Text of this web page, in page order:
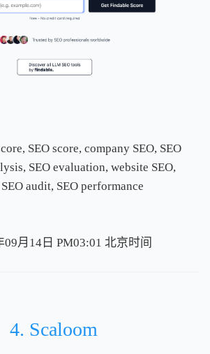
SEO score, company SEO, SEO
SEO evaluation, website SEO,
audit, SEO performance
09月14日 PM03:01 北京时间
北京时间
4. Scaloom